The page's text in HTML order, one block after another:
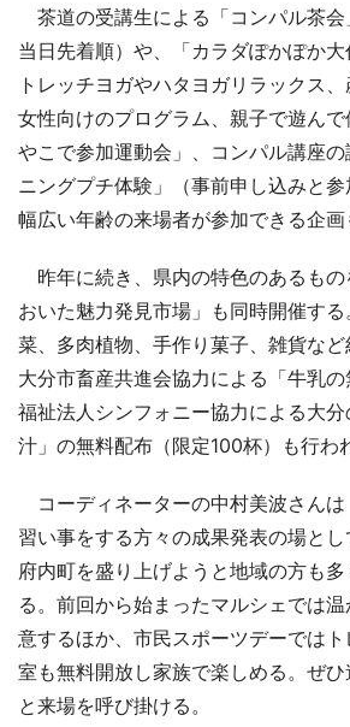
茶道の受講生による「コンパル茶会
当日先着順）や、「カラダぽかぽか
トレッチヨガやハタヨガリラックス
女性向けのプログラム、親子で遊ん
やこで参加運動会」、コンパル講座
ニングプチ体験」（事前申し込みと参
幅広い年齢の来場者が参加できる企画
昨年に続き、県内の特色のあるもの
おいた魅力発見市場」も同時開催す
菜、多肉植物、手作り菓子、雑貨など
大分市畜産共進会協力による「牛乳
福祉法人シンフォニー協力による大
汁」の無料配布（限定100杯）も行わ
コーディネーターの中村美波さん
習い事をする方々の成果発表の場とし
府内町を盛り上げようと地域の方も
る。前回から始まったマルシェでは
意するほか、市民スポーツデーでは
室も無料開放し家族で楽しめる。ぜひ
と来場を呼び掛ける。